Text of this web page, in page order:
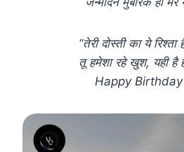
“तेरी दोस्ती का ये रिश्ता
तू हमेशा रहे खुश, यही है
Happy Birthday